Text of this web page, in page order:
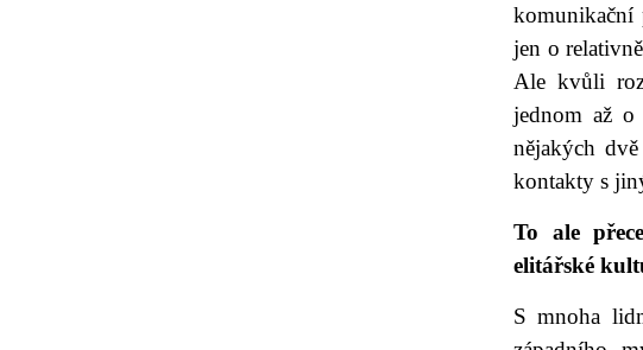
komunikační
jen o
Ale kvůli
jednom až o
nějakých
kontakty s
To ale
elitářské
S mnoha